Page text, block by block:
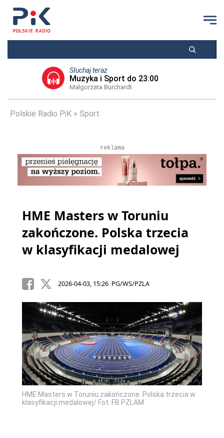
Słuchaj teraz
Muzyka i Sport do 23:00
Małgorzata Burchardt
Polskie Radio PiK Sport
reklama
HME Masters w Toruniu
zakończone. Polska trzecia
w klasyfikacji medalowej
2026-04-03, 15:26 PG/WS/PZLA
HME Masters w Toruniu zakończone. Polska trzecia w
klasyfikacji medalowej/ Fot. FB PZLAM